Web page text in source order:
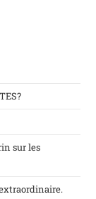
sur les